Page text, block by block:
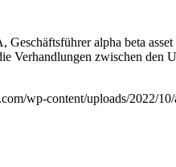
alpha beta
Verhandlungen zwischen
wp-content/uploads/2022/